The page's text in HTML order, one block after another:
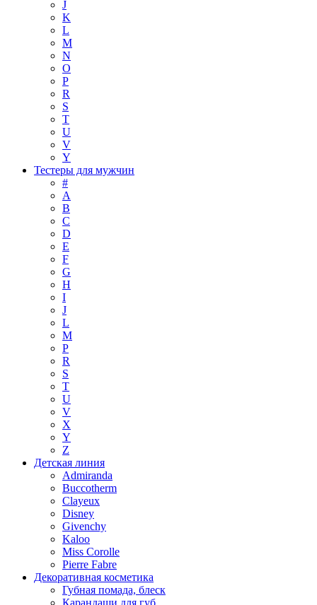
J
K
L
M
N
O
P
R
S
T
U
V
Y
Тестеры для мужчин
#
A
B
C
D
E
F
G
H
I
J
L
M
P
R
S
T
U
V
X
Y
Z
Детская линия
Admiranda
Buccotherm
Clayeux
Disney
Givenchy
Kaloo
Miss Corolle
Pierre Fabre
Декоративная косметика
Губная помада, блеск
Карандаши для губ